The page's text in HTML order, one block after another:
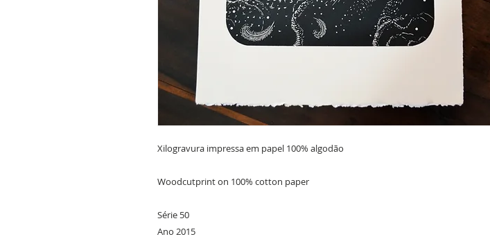
Xilogravura impressa em papel 100% algodão
Woodcutprint on 100% cotton paper
Série 50
Ano 2015